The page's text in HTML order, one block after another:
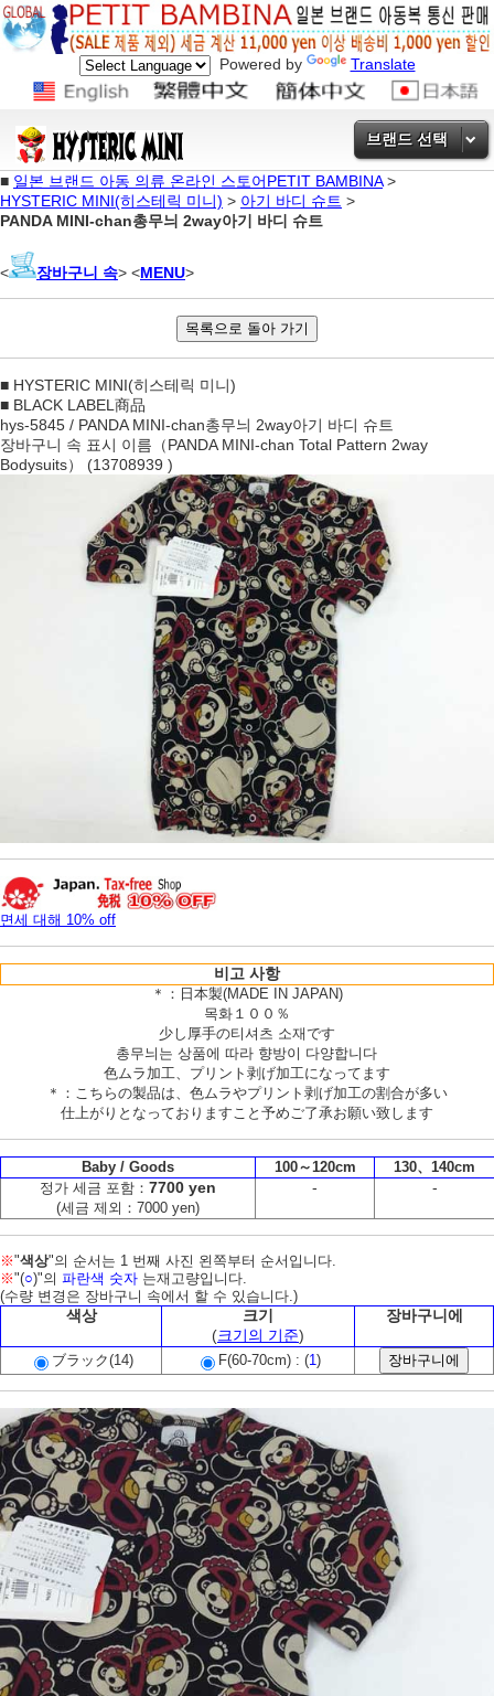
Powered by Translate
브랜드 선택
■ 일본 브랜드 아동 의류 온라인 스토어PETIT BAMBINA>
HYSTERIC MINI(히스테릭 미니) > 아기 바디 슈트 >
PANDA MINI-chan총무늬 2way아기 바디 슈트
< 장바구니 속> <MENU>
■ HYSTERIC MINI(히스테릭 미니)
■ BLACK LABEL商品
hys-5845 / PANDA MINI-chan총무늬 2way아기 바디 슈트
장바구니 속 표시 이름（PANDA MINI-chan Total Pattern 2way
Bodysuits） (13708939 )
면세 대해 10% off
비고 사항
＊：日本製(MADE IN JAPAN)
목화１００％
少し厚手の티셔츠 소재です
총무늬는 상품에 따라 향방이 다양합니다
色ムラ加工、プリント剥げ加工になってます
＊：こちらの製品は、色ムラやプリント剥げ加工の割合が多い
仕上がりとなっておりますこと予めご了承お願い致します
Baby / Goods 100～120cm
130、140cm
정가 세금 포함： 7700 yen
(세금 제외：7000 yen)
- -
※"색상"의 순서는 1 번째 사진 왼쪽부터 순서입니다.
※"(○)"의 파란색 숫자 는재고량입니다.
(수량 변경은 장바구니 속에서 할 수 있습니다.)
색상
크기
(크기의 기준)
장바구니에
ブラック(14) F(60-70cm) : (1)